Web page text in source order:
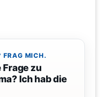
FRAG MICH.
Frage zu
Ich hab die